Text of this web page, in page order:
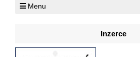
Menu
Inzerce